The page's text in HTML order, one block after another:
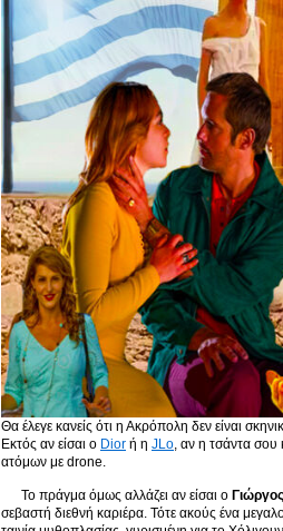
Θα έλεγε κανείς ότι η Ακρόπολη δεν είναι
Εκτός αν είσαι ο Dior ή η JLo , αν η τσάντα σου
ατόμων με drone.
Το πράγμα όμως αλλάζει αν είσαι ο
σεβαστή διεθνή καριέρα. Τότε ακούς ένα